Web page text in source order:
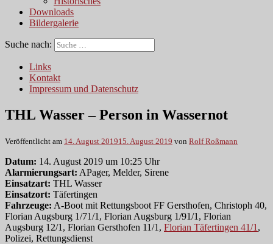
Downloads
Bildergalerie
Suche nach:
Links
Kontakt
Impressum und Datenschutz
THL Wasser – Person in Wassernot
Veröffentlicht am 14. August 201915. August 2019 von Rolf Roßmann
Datum: 14. August 2019 um 10:25 Uhr
Alarmierungsart: APager, Melder, Sirene
Einsatzart: THL Wasser
Einsatzort: Täfertingen
Fahrzeuge: A-Boot mit Rettungsboot FF Gersthofen, Christoph 40,
Florian Augsburg 1/71/1, Florian Augsburg 1/91/1, Florian
Augsburg 12/1, Florian Gersthofen 11/1, Florian Täfertingen 41/1 ,
Polizei, Rettungsdienst